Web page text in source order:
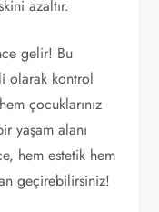
azaltır.
gelir! Bu
olarak kontrol
çocuklarınız
yaşam alanı
hem estetik hem
geçirebilirsiniz!